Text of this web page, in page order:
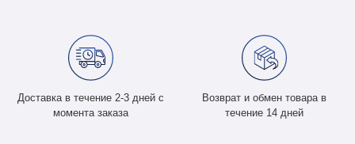
Доставка в течение 2-3 дней с
момента заказа
Возврат и обмен товара в
течение 14 дней